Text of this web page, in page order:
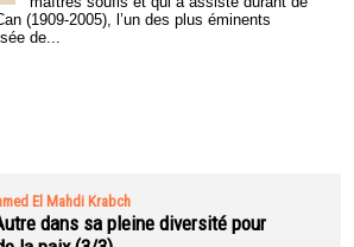
(1909-2005), l’un des plus éminents
de...
El Mahdi Krabch
dans sa pleine diversité pour